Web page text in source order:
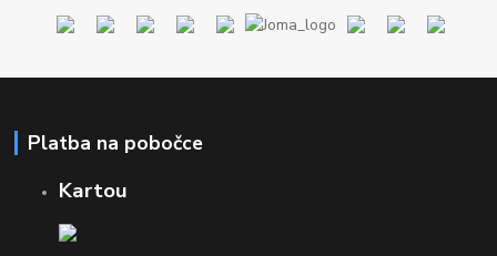
Platba na pobočce
Kartou